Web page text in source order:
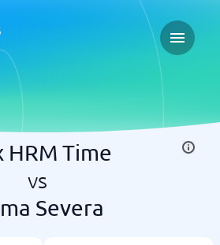
Open
HRM Time
vs
Severa